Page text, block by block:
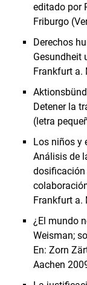
editado por
Friburgo
Derechos
Gesundheit
Frankfurt a.
Detener la
(letra
Los niños y
Análisis de
dosificación
Frankfurt a.
¿El mundo
Weisman;
En: Zorn
Aachen